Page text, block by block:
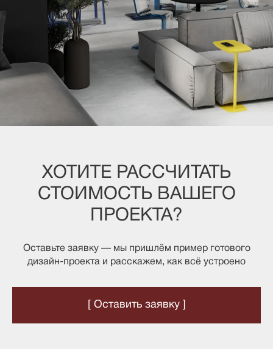
ХОТИТЕ РАССЧИТАТЬ
СТОИМОСТЬ ВАШЕГО
ПРОЕКТА?
Оставьте заявку — мы пришлём пример готового
дизайн-проекта и расскажем, как всё устроено
[ Оставить заявку ]